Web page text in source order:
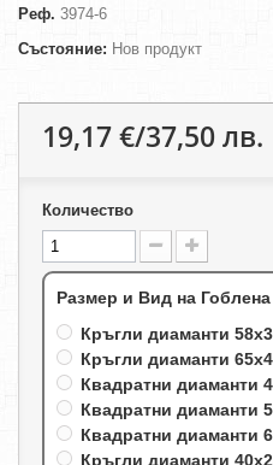
Реф. 3974-6
Състояние: Нов продукт
19,17 €/37,50 лв.
Количество
Размер и Вид на Гоблена
Кръгли диаманти
Кръгли диаманти
Квадратни диаманти
Квадратни диаманти
Квадратни диаманти
Кръгли диаманти